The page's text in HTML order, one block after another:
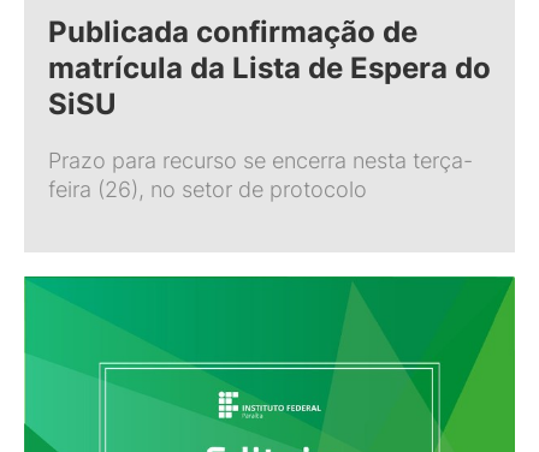
Publicada confirmação de
matrícula da Lista de Espera do
SiSU
Prazo para recurso se encerra nesta terça-
feira (26), no setor de protocolo